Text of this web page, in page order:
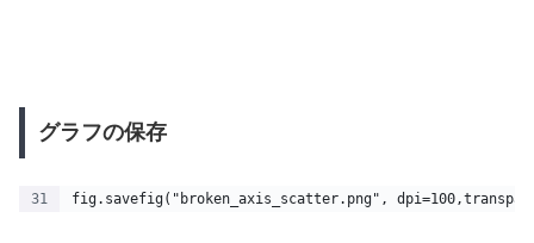
グラフの保存
fig.savefig("broken_axis_scatter.png",